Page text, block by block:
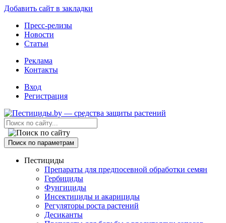
Добавить сайт в закладки
Пресс-релизы
Новости
Статьи
Реклама
Контакты
Вход
Регистрация
Поиск по параметрам
Пестициды
Препараты для предпосевной обработки семян
Гербициды
Фунгициды
Инсектициды и акарициды
Регуляторы роста растений
Десиканты